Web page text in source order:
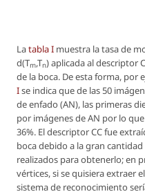
Latabla I muestra la tasa de
d(Tm,Tn)aplicada al descriptor
de la boca. De esta forma, por
Ise indica que de las 50
de enfado (AN), las primeras
por imágenes de AN por lo
36%. El descriptor CC fue
boca debido a la gran
realizados para obtenerlo; en
vértices, si se quisiera extraer
sistema de reconocimiento